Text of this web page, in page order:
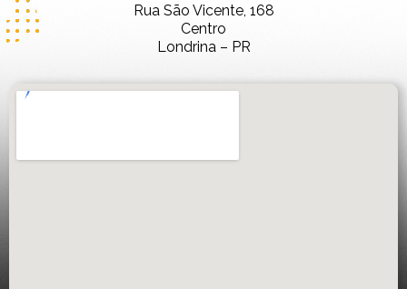
Rua São Vicente, 168
Centro
Londrina – PR